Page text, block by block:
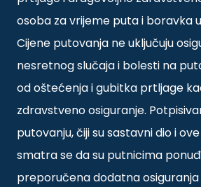
osoba za vrijeme puta i boravka
Cijene putovanja ne uključuju
nesretnog slučaja i bolesti na
od oštećenja i gubitka prtljage
zdravstveno osiguranje.
putovanju, čiji su sastavni dio i
smatra se da su putnicima
preporučena dodatna